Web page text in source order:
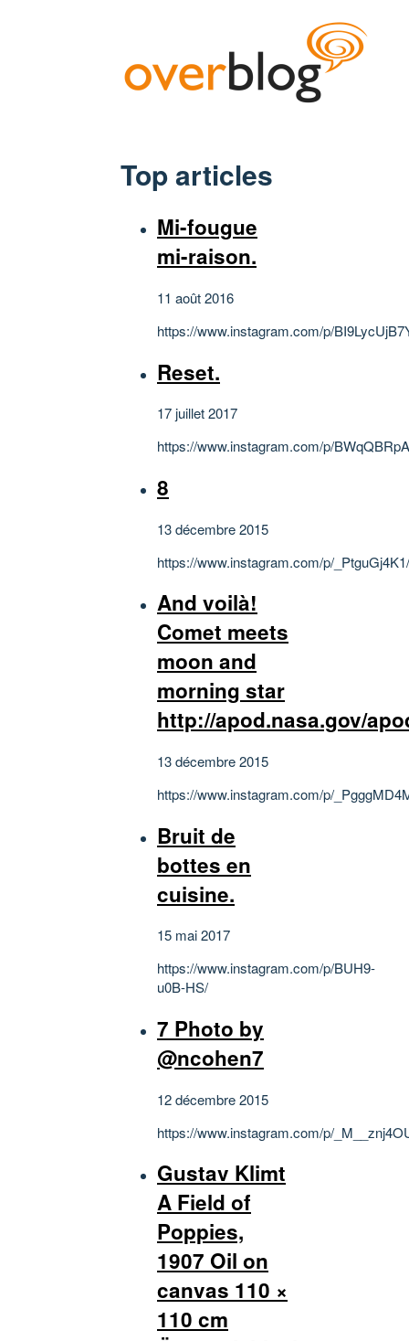
Top articles
Mi-fougue
mi-raison.
11 août 2016
https://www.instagram.com/p/
Reset.
17 juillet 2017
https://www.instagram.com/p/
8
13 décembre 2015
https://www.instagram.com/p/_PtguGj4K1/
And voilà!
Comet meets
moon and
morning star
http://apod.nasa.gov/
13 décembre 2015
https://www.instagram.com/p/
Bruit de
bottes en
cuisine.
15 mai 2017
https://www.instagram.com/p/BUH9-
u0B-HS/
7 Photo by
@ncohen7
12 décembre 2015
https://www.instagram.com/p/
Gustav Klimt
A Field of
Poppies,
1907 Oil on
canvas 110 ×
110 cm